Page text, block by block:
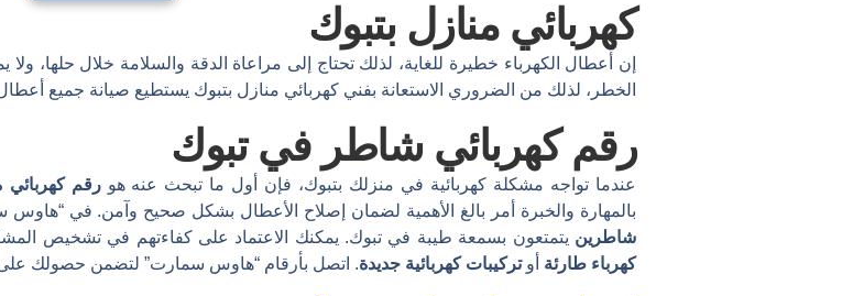
كهربائي منازل بتبوك
إن أعطال الكهرباء خطيرة للغاية، لذلك تحتاج إلى مراعاة الدقة والسلامة خلال
الخطر، لذلك من الضروري الاستعانة بفني كهربائي منازل بتبوك يستطيع صيانة جميع
رقم كهربائي شاطر في تبوك
عندما تواجه مشكلة كهربائية في منزلك بتبوك، فإن أول ما تبحث عنه هورقم كهربائي
بالمهارة والخبرة أمر بالغ الأهمية لضمان إصلاح الأعطال بشكل صحيح وآمن. في
شاطرين يتمتعون بسمعة طيبة في تبوك. يمكنك الاعتماد على كفاءتهم في تشخيص
كهرباء طارئة أوتركيبات كهربائية جديدة. اتصل بأرقام “هاوس سمارت” لتضمن حصولك